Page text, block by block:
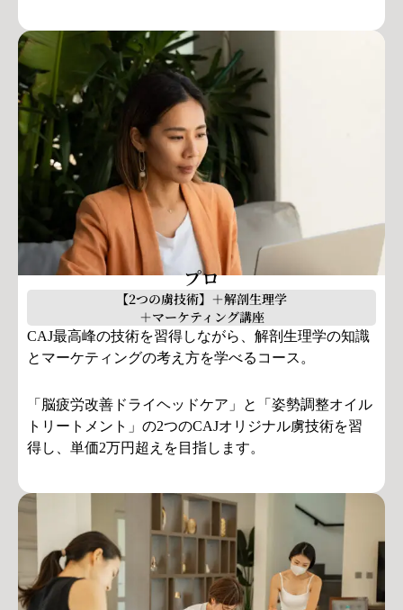
プロ
【2つの虜技術】＋解剖生理学
＋マーケティング講座
CAJ最高峰の技術を習得しながら、解剖生理学の知識
とマーケティングの考え方を学べるコース。
「脳疲労改善ドライヘッドケア」と「姿勢調整オイル
トリートメント」の2つのCAJオリジナル虜技術を習
得し、単価2万円超えを目指します。